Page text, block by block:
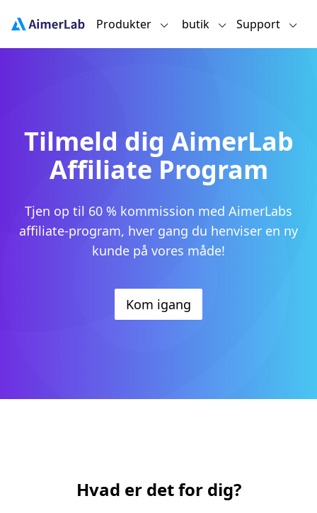
Produkter butik Support
Tilmeld dig AimerLab
Affiliate Program
Tjen op til 60 % kommission med AimerLabs
affiliate-program, hver gang du henviser en ny
kunde på vores måde!
Kom igang
Hvad er det for dig?